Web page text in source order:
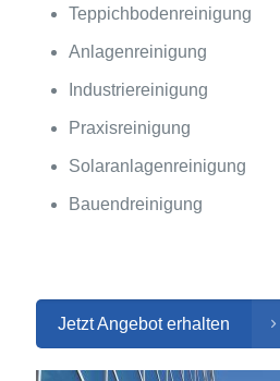
Teppichbodenreinigung
Anlagenreinigung
Industriereinigung
Praxisreinigung
Solaranlagenreinigung
Bauendreinigung
Jetzt Angebot erhalten